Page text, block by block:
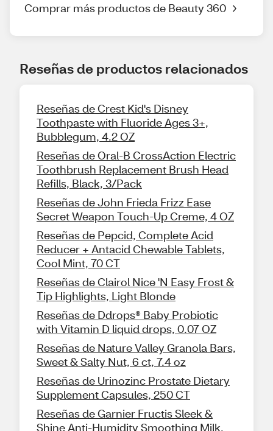
Comprar más productos de Beauty 360
Reseñas de productos relacionados
Reseñas de Crest Kid's Disney
Toothpaste with Fluoride Ages 3+,
Bubblegum, 4.2 OZ
Reseñas de Oral-B CrossAction Electric
Toothbrush Replacement Brush Head
Refills, Black, 3/Pack
Reseñas de John Frieda Frizz Ease
Secret Weapon Touch-Up Creme, 4 OZ
Reseñas de Pepcid, Complete Acid
Reducer + Antacid Chewable Tablets,
Cool Mint, 70 CT
Reseñas de Clairol Nice 'N Easy Frost &
Tip Highlights, Light Blonde
Reseñas de Ddrops® Baby Probiotic
with Vitamin D liquid drops, 0.07 OZ
Reseñas de Nature Valley Granola Bars,
Sweet & Salty Nut, 6 ct, 7.4 oz
Reseñas de Urinozinc Prostate Dietary
Supplement Capsules, 250 CT
Reseñas de Garnier Fructis Sleek &
Shine Anti-Humidity Smoothing Milk,